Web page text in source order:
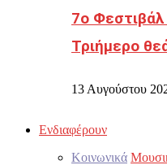
7ο
Τριήμερο
13 Αυγούστου
Ενδιαφέρουν
Κοινωνικά